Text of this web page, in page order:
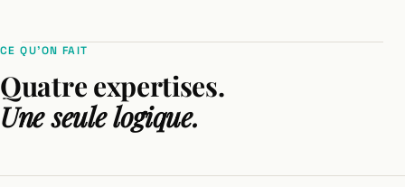
CE QU'ON FAIT
Quatre expertises.
Une seule logique.